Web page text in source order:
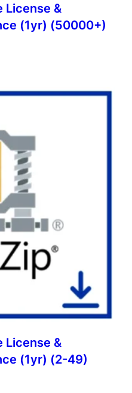
License &
(1yr) (50000+)
License &
(1yr) (2-49)